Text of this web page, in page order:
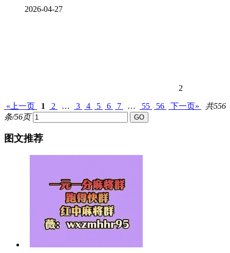
2026-04-27
2
«上一页 1 2 … 3 4 5 6 7 … 55 56 下一页»
共556
条/56页
图文推荐